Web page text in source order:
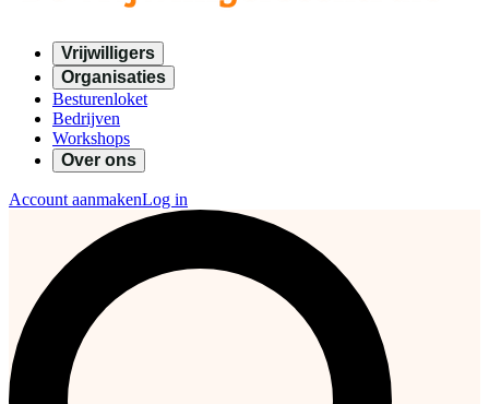
Vrijwilligers
Organisaties
Besturenloket
Bedrijven
Workshops
Over ons
Account aanmakenLog in